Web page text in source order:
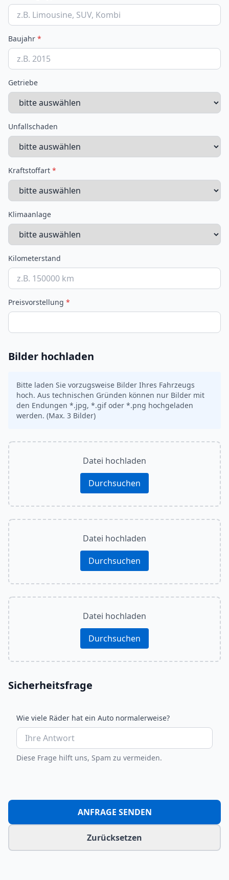
Baujahr *
Getriebe
Unfallschaden
Kraftstoffart *
Klimaanlage
Kilometerstand
Preisvorstellung *
Bilder hochladen
Bitte laden Sie vorzugsweise Bilder Ihres Fahrzeugs
hoch. Aus technischen Gründen können nur Bilder mit
den Endungen *.jpg, *.gif oder *.png hochgeladen
werden. (Max. 3 Bilder)
Datei hochladen
Durchsuchen
Datei hochladen
Durchsuchen
Datei hochladen
Durchsuchen
Sicherheitsfrage
Wie viele Räder hat ein Auto normalerweise?
Diese Frage hilft uns, Spam zu vermeiden.
ANFRAGE SENDEN
Zurücksetzen